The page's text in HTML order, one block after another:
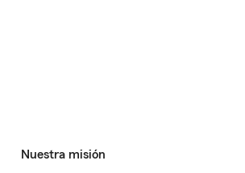
Nuestra misión